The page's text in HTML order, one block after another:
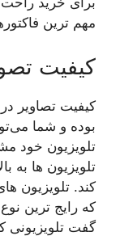
مهم ترین
کیفیت
کیفیت تصاویر
بوده و شما
تلویزیون ها به